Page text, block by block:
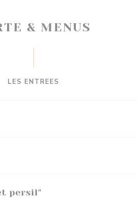
& MENUS
LES ENTREES
persil"